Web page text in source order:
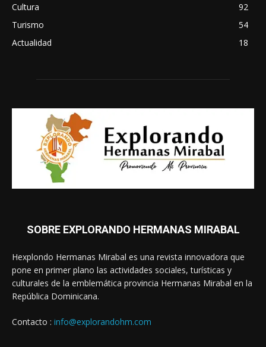
Cultura
92
Turismo
54
Actualidad
18
SOBRE EXPLORANDO HERMANAS MIRABAL
Hexplondo Hermanas Mirabal es una revista innovadora que
pone en primer plano las actividades sociales, turísticas y
culturales de la emblemática provincia Hermanas Mirabal en la
República Dominicana.
Contacto : info@explorandohm.com